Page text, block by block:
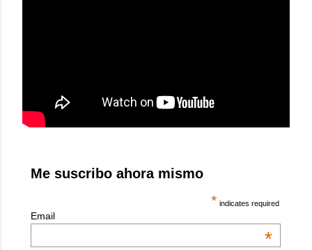
Me suscribo ahora mismo
* indicates required
Email
*